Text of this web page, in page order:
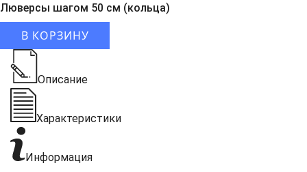
Люверсы шагом 50 см (кольца)
В КОРЗИНУ
Описание
Характеристики
Информация